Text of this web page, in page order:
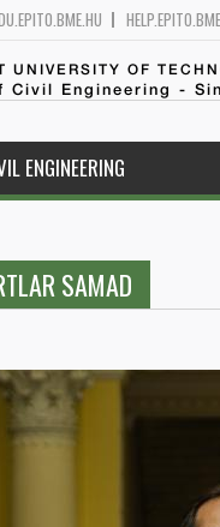
UNIVERSITY OF
Civil Engineering -
ENGINEERING
SAMAD